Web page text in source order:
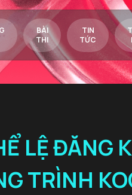
BÀI
THI
TIN
TỨC
LỆ ĐĂNG
TRÌNH